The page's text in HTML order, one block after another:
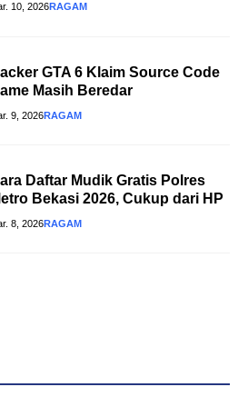
10, 2026RAGAM
GTA 6 Klaim Source Code
Masih Beredar
9, 2026RAGAM
Daftar Mudik Gratis Polres
Bekasi 2026, Cukup dari HP
8, 2026RAGAM